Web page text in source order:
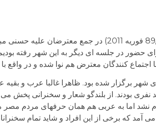
دیروز (جمعه 15 بهمن 89/4 فوریه 2011)
حضور در جلسه ای دیگر به این شهر رفته
اجتماع کنندگان معترض هم نوا شده و در
شهر برگزار شده بود. ظاهرا غالبا عرب و بقیه
نفری بودند. از بلندگو شعار و سخنرانی پخش
نشد اما به عربی هم همان حرفهای مردم مصر
آمد که برخی از این افراد و شاید تمام